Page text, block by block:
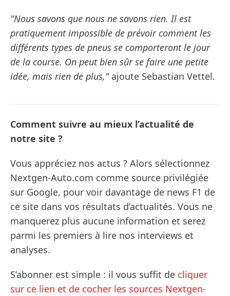
"Nous savons que nous ne savons rien. Il est
pratiquement impossible de prévoir comment les
différents types de pneus se comporteront le jour
de la course. On peut bien sûr se faire une petite
idée, mais rien de plus,"ajoute Sebastian Vettel.
Comment suivre au mieux l’actualité de
notre site ?
Vous appréciez nos actus ? Alors sélectionnez
Nextgen-Auto.com comme source privilégiée
sur Google, pour voir davantage de news F1 de
ce site dans vos résultats d’actualités. Vous ne
manquerez plus aucune information et serez
parmi les premiers à lire nos interviews et
analyses.
S’abonner est simple : il vous suffit de cliquer
sur ce lien et de cocher les sources Nextgen-